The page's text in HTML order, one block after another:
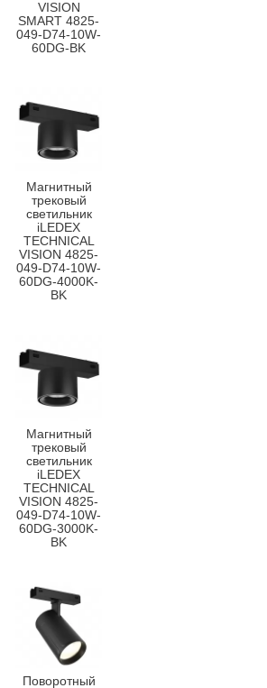
VISION
SMART 4825-
049-D74-10W-
60DG-BK
Магнитный
трековый
светильник
iLEDEX
TECHNICAL
VISION 4825-
049-D74-10W-
60DG-4000K-
BK
Магнитный
трековый
светильник
iLEDEX
TECHNICAL
VISION 4825-
049-D74-10W-
60DG-3000K-
BK
Поворотный